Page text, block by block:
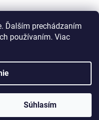
Ďalším prechádzaním
používaním. Viac
Súhlasím
práva vyhradené.